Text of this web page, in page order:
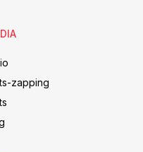
zapping